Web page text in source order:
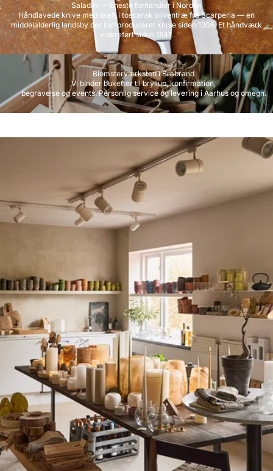
Saladini — Eneste forhandler i Norden
Håndlavede knive med skaft i toscansk oliventræ fra Scarperia — en
middelalderlig landsby der har produceret knive siden 1306. Et håndværk
videreført siden 1841.
Blomsterværksted i Brabrand
Vi binder buketter til bryllup, konfirmation,
begravelse og events. Personlig service og levering i Aarhus og omegn.